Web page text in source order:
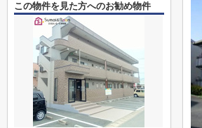
この物件を見た方へのお勧め物件